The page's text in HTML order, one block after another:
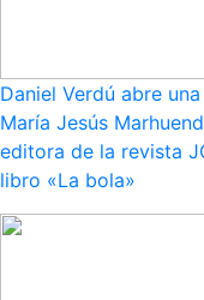
Daniel Verdú abre
María Jesús
editora de la revista
libro «La bola»